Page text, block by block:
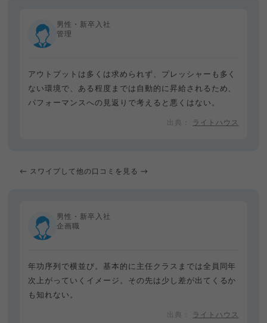
男性・新卒入社
管理
アウトプットは多くは求められず、プレッシャーも多く
ない環境で、ある程度までは自動的に昇給されるため、
パフォーマンスへの見返りで考えると悪くはない。
ライトハウス
← スワイプして他の口コミを見る →
男性・新卒入社
企画職
年功序列で横並び。基本的に主任クラスまでは全員同年
次上がっていくイメージ。その先は少し差が出てくるか
も知れない。
ライトハウス